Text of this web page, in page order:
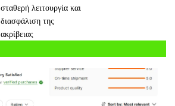
σταθερή λειτουργία και
διασφάλιση της
ακρίβειας